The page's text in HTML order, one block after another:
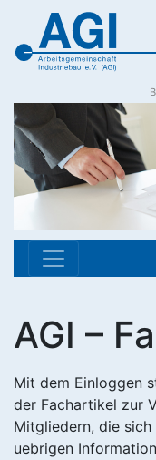
AGI –
Mit dem Einloggen
der Fachartikel zur
Mitgliedern, die
uebrigen